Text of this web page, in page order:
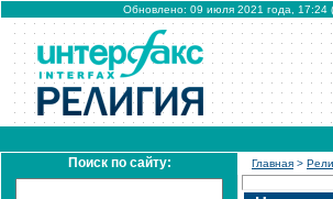
Обновлено: 09 июля 2021 года, 17:24
Поиск по сайту: Главная >